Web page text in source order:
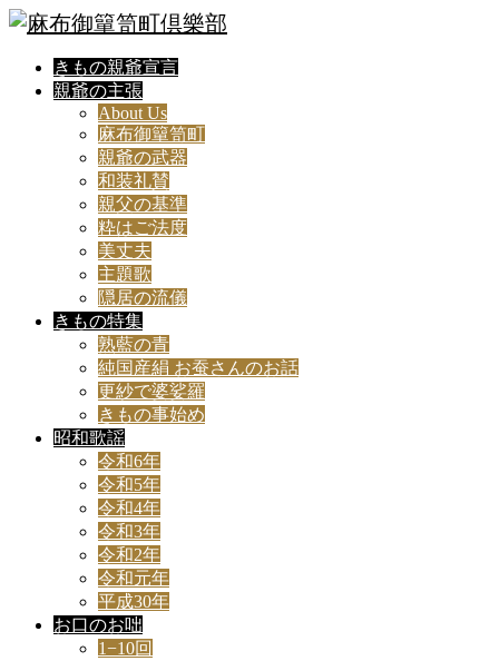
きもの親爺宣言
親爺の主張
About Us
麻布御簞笥町
親爺の武器
和装礼賛
親父の基準
粋はご法度
美丈夫
主題歌
隠居の流儀
きもの特集
熟藍の青
純国産絹 お蚕さんのお話
更紗で婆娑羅
きもの事始め
昭和歌謡
令和6年
令和5年
令和4年
令和3年
令和2年
令和元年
平成30年
お口のお咄
1−10回